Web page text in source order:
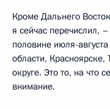
Кроме Дальнего
я сейчас перечислил,
половине июля-
области,
округе. Это то, на что
внимание.